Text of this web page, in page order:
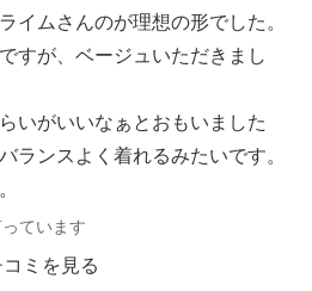
イムさんのが理想の形でした。
すが、ベージュいただきまし
いがいいなぁとおもいました
ランスよく着れるみたいです。
ています
ミを見る